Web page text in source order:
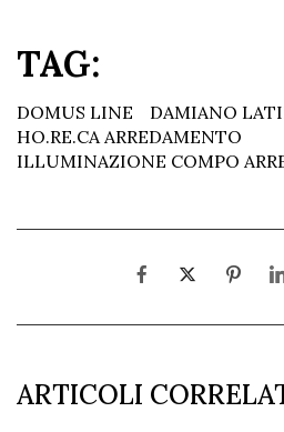
TAG:
DOMUS LINE DAMIANO
HO.RE.CA ARREDAMENTO
ILLUMINAZIONE COMPO
ARTICOLI